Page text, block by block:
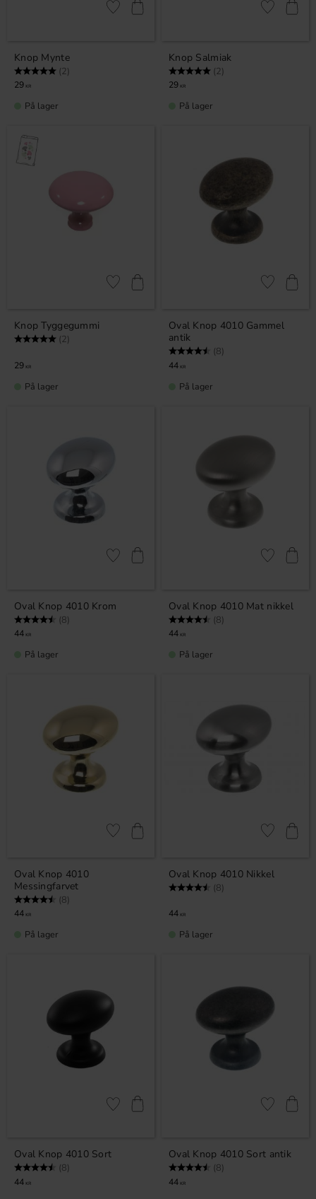
Knop Mynte
Vurdering: (2)
29 KR
Gem som favorit
På lager
Knop Salmiak
Vurdering: (2)
29 KR
Gem som
På lager
Knop Tyggegummi
Vurdering: (2)
29 KR
Gem som favorit
På lager
Oval Knop 4010 Gammel
antik
Vurdering: (8)
44 KR
Gem som
På lager
Oval Knop 4010 Krom
Vurdering: (8)
44 KR
Gem som favorit
På lager
Oval Knop 4010 Mat nikkel
Vurdering: (8)
44 KR
Gem som
På lager
Oval Knop 4010
Messingfarvet
Vurdering: (8)
44 KR
Gem som favorit
På lager
Oval Knop 4010 Nikkel
Vurdering: (8)
44 KR
Gem som
På lager
Oval Knop 4010 Sort
Vurdering: (8)
44 KR
Gem som favorit
Oval Knop 4010 Sort antik
Vurdering: (8)
44 KR
Gem som